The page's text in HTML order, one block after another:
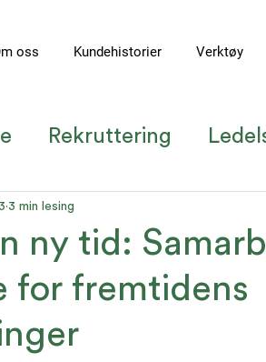
oss Kundehistorier Verktøy
Rekruttering
ny tid:
for fremtidens
3 min lesing